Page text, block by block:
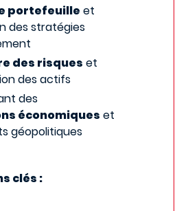
portefeuille et
des stratégies
des risques et
des actifs
des
économiques et
géopolitiques
clés :